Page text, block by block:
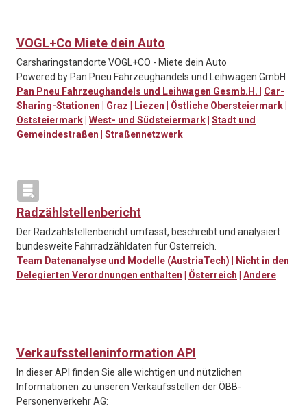
VOGL+Co Miete dein Auto
Carsharingstandorte VOGL+CO - Miete dein Auto
Powered by Pan Pneu Fahrzeughandels und Leihwagen GmbH
Pan Pneu Fahrzeughandels und Leihwagen Gesmb.H.
Car-
Sharing-Stationen
Graz Liezen Östliche Obersteiermark
Oststeiermark West- und Südsteiermark Stadt und
Gemeindestraßen
Straßennetzwerk
Radzählstellenbericht
Der Radzählstellenbericht umfasst, beschreibt und analysiert
bundesweite Fahrradzähldaten für Österreich.
Team Datenanalyse und Modelle (AustriaTech)
Nicht in den
Delegierten Verordnungen enthalten
Österreich Andere
Verkaufsstelleninformation API
In dieser API finden Sie alle wichtigen und nützlichen
Informationen zu unseren Verkaufsstellen der ÖBB-
Personenverkehr AG: